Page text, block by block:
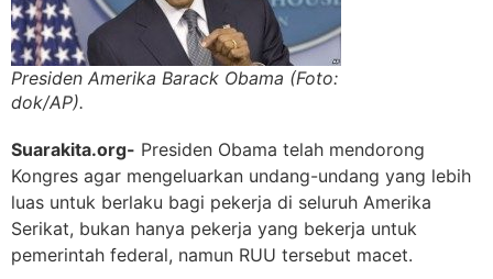
Presiden Amerika Barack Obama (Foto:
dok/AP).
Suarakita.org- Presiden Obama telah mendorong
Kongres agar mengeluarkan undang-undang yang lebih
luas untuk berlaku bagi pekerja di seluruh Amerika
Serikat, bukan hanya pekerja yang bekerja untuk
pemerintah federal, namun RUU tersebut macet.